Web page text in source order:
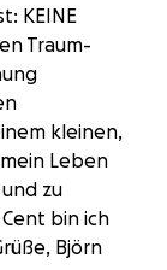
KEINE
Traum-
kleinen,
Leben
zu
bin ich
Björn